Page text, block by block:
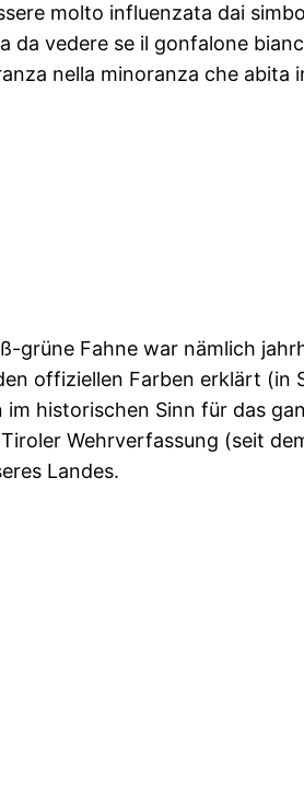
molto influenzata dai
da vedere se il gonfalone
nella minoranza che abita
grüne Fahne war nämlich
offiziellen Farben erklärt (in
historischen Sinn für das
Wehrverfassung (seit
Landes.